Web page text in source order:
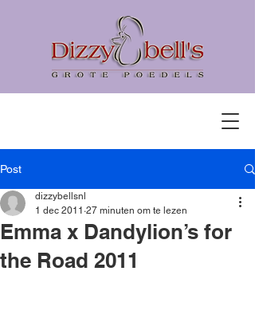
Post
Emma x Dandylion’s for
the Road 2011
dizzybellsnl
1 dec 2011 27 minuten om te lezen